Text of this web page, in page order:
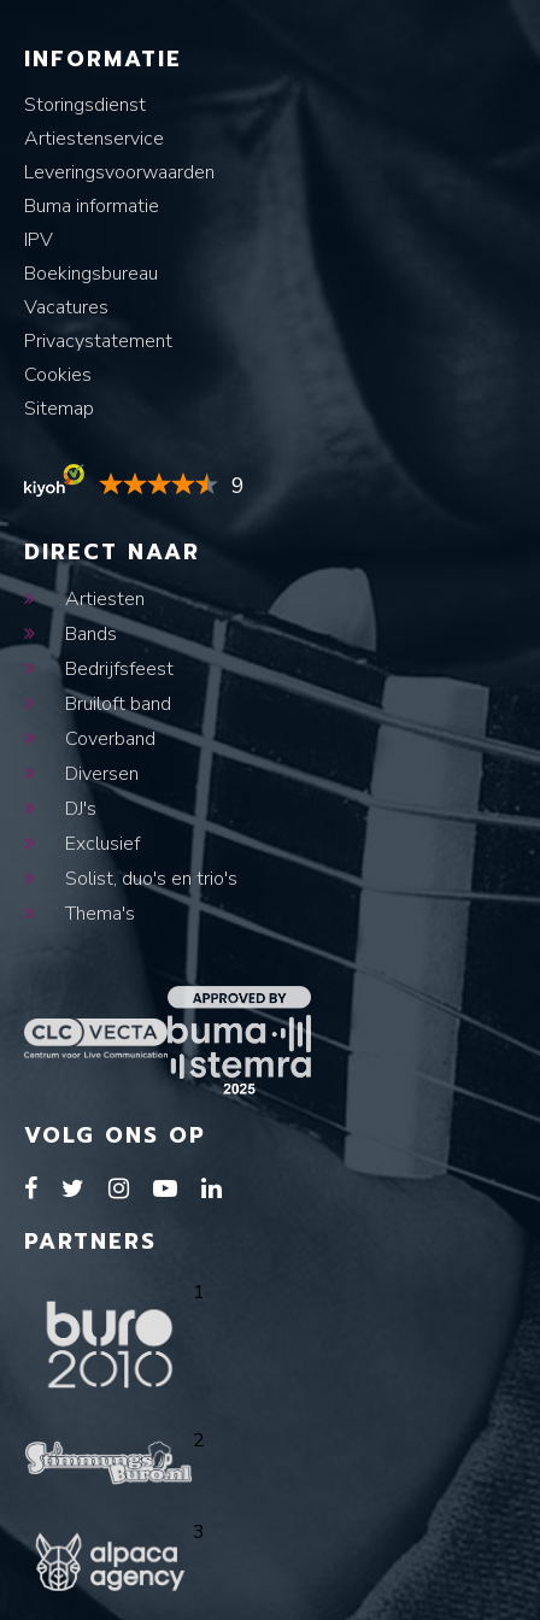
INFORMATIE
Storingsdienst
Artiestenservice
Leveringsvoorwaarden
Buma informatie
IPV
Boekingsbureau
Vacatures
Privacystatement
Cookies
Sitemap
9
DIRECT NAAR
Artiesten
Bands
Bedrijfsfeest
Bruiloft band
Coverband
Diversen
DJ's
Exclusief
Solist, duo's en trio's
Thema's
VOLG ONS OP
PARTNERS
1
2
3